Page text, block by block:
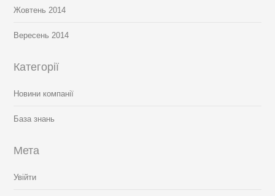
Жовтень 2014
Вересень 2014
Категорії
Новини компанії
База знань
Мета
Увійти